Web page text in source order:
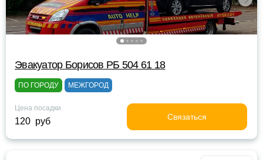
Эвакуатор Борисов РБ 504 61 18
ПО ГОРОДУ МЕЖГОРОД
Цена посадки
120 руб Связаться